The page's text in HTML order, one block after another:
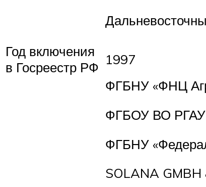
Год включения
в Госреестр РФ 1997
ФГБНУ «ФНЦ
ФГБОУ ВО
ФГБНУ
SOLANA GMBH